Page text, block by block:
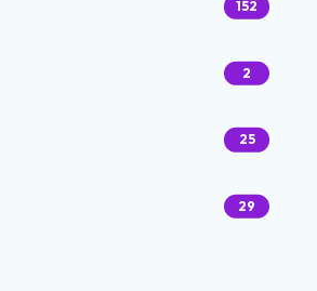
152
2
25
29